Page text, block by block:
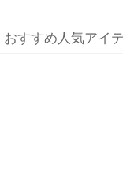
おすすめ人気アイ